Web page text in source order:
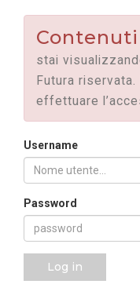
stai
Futura
effettuare
Username
Password
Log in